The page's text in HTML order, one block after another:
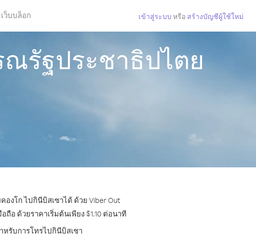
เว็บบล็อก เข้าสู่ระบบ หรือ สร้างบัญชีผู้ใช้ใหม่
ณรัฐประชาธิปไตย
โก ไปกินีบิสเซาได้ ด้วย Viber Out
ด้วยราคาเริ่มต้นเพียง $1.10 ต่อนาที
รับการโทรไปกินีบิสเซา